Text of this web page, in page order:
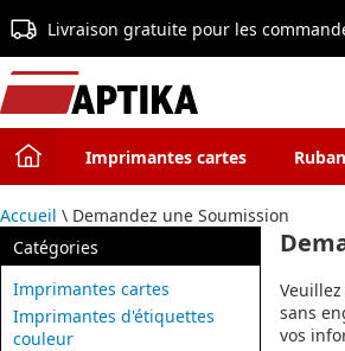
Livraison gratuite pour les
Imprimantes cartes
Accueil \ Demandez une Soumission
Catégories
Imprimantes cartes
Imprimantes d'étiquettes
couleur
sans
vos